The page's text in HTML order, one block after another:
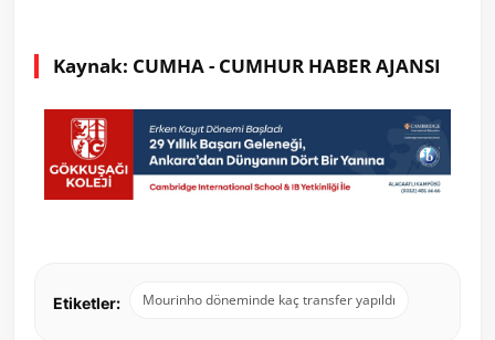
Kaynak: CUMHA - CUMHUR HABER AJANSI
Etiketler: Mourinho döneminde kaç transfer yapıldı